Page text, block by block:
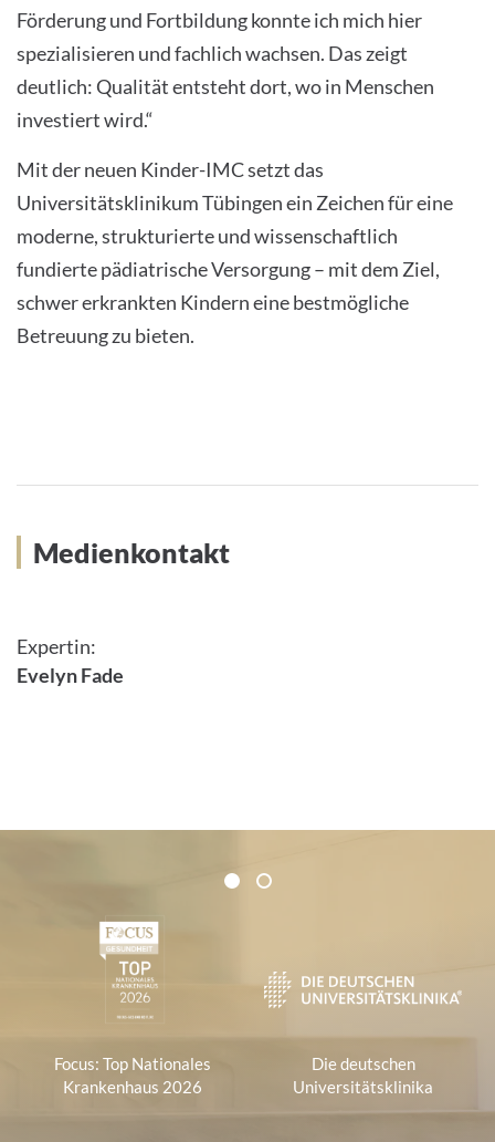
Förderung und Fortbildung konnte ich mich hier
spezialisieren und fachlich wachsen. Das zeigt
deutlich: Qualität entsteht dort, wo in Menschen
investiert wird.“
Mit der neuen Kinder-IMC setzt das
Universitätsklinikum Tübingen ein Zeichen für eine
moderne, strukturierte und wissenschaftlich
fundierte pädiatrische Versorgung – mit dem Ziel,
schwer erkrankten Kindern eine bestmögliche
Betreuung zu bieten.
Medienkontakt
Expertin:
Evelyn Fade
Zertifikate und Verbände
1 2
Focus: Top Nationales
Krankenhaus 2026
Die deutschen
Universitätsklinika